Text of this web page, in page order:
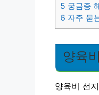
5 궁금증
6 자주 묻
양육
양육비 선